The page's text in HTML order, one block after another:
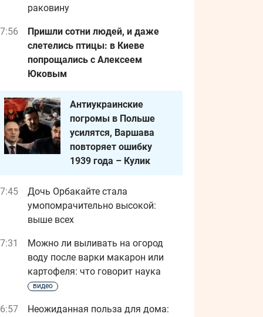
раковину
Пришли сотни людей, и даже
слетелись птицы: в Киеве
попрощались с Алексеем
Юковым
Антиукраинские
погромы в Польше
усилятся, Варшава
повторяет ошибку
1939 года – Кулик
Дочь Орбакайте стала
умопомрачительно высокой:
выше всех
Можно ли выливать на огород
воду после варки макарон или
картофеля: что говорит наука
видео
Неожиданная польза для дома: